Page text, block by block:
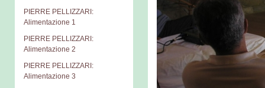
PIERRE PELLIZZARI:
Alimentazione 1
PIERRE PELLIZZARI:
Alimentazione 2
PIERRE PELLIZZARI:
Alimentazione 3